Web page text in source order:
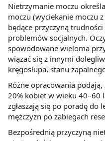
Nietrzymanie moczu
moczu (wyciekanie moczu
będące przyczyną
problemów socjalnych.
spowodowane wieloma
wiązać się z innymi
kręgosłupa, stanu
Różne opracowania
20% kobiet w wieku 40–60
zgłaszają się po poradę do
mężczyzn po zabiegach
Bezpośrednią przyczyną